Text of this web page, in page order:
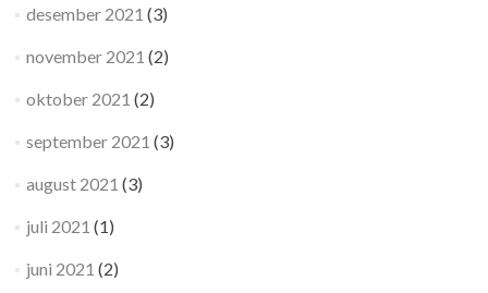
desember 2021 (3)
november 2021 (2)
oktober 2021 (2)
september 2021 (3)
august 2021 (3)
juli 2021 (1)
juni 2021 (2)